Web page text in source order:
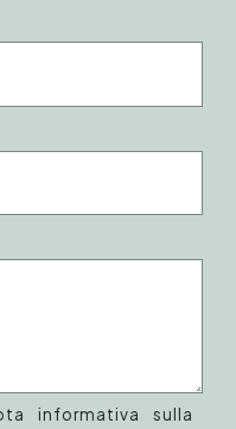
informativa sulla